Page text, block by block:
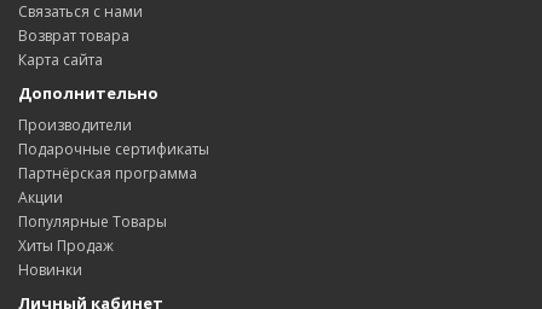
Связаться с нами
Возврат товара
Карта сайта
Дополнительно
Производители
Подарочные сертификаты
Партнёрская программа
Акции
Популярные Товары
Хиты Продаж
Новинки
Личный кабинет